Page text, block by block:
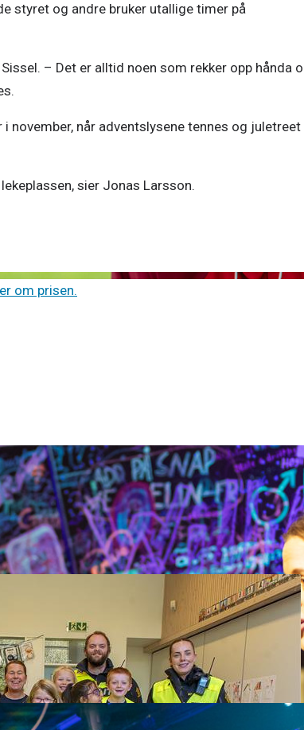
styret og andre bruker utallige timer på
– Det er alltid noen som rekker opp hånda
november, når adventslysene tennes og juletreet
sier Jonas Larsson.
om prisen.
her på Ungdomshuset Panzer.